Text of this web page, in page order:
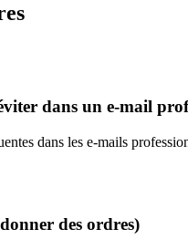
dans un e-mail
dans les e-mails
des ordres)